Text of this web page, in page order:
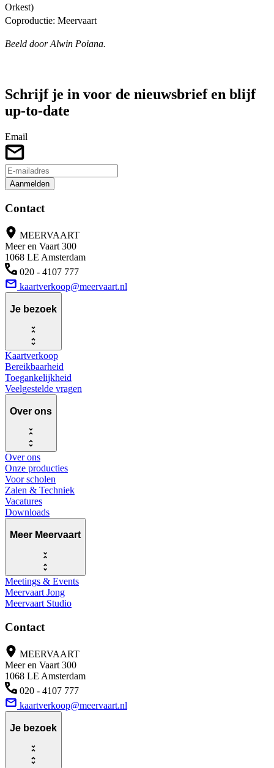
Orkest)
Coproductie: Meervaart
Beeld door Alwin Poiana.
Schrijf je in voor de nieuwsbrief en blijf
up-to-date
Email
Aanmelden
Contact
MEERVAART
Meer en Vaart 300
1068 LE Amsterdam
020 - 4107 777
kaartverkoop@meervaart.nl
Je bezoek
Kaartverkoop
Bereikbaarheid
Toegankelijkheid
Veelgestelde vragen
Over ons
Over ons
Onze producties
Voor scholen
Zalen & Techniek
Vacatures
Downloads
Meer Meervaart
Meetings & Events
Meervaart Jong
Meervaart Studio
Contact
MEERVAART
Meer en Vaart 300
1068 LE Amsterdam
020 - 4107 777
kaartverkoop@meervaart.nl
Je bezoek